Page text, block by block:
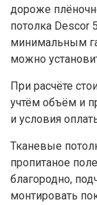
дороже
потолка Descor
минимальным
можно
При расчёте
учтём объём и
и условия
Тканевые
пропитаное
благородно,
монтировать